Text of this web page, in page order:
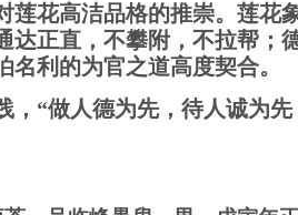
莲花高洁品格的推崇。莲花
达正直，不攀附，不拉帮；
名利的为官之道高度契合。
，“做人德为先，待人诚为